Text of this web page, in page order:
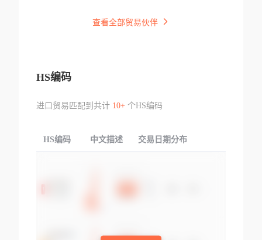
查看全部贸易伙伴
HS编码
进口贸易匹配到共计 10+个HS编码
HS编码 中文描述 交易日期分布